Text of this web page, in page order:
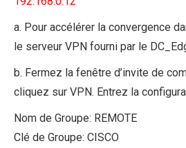
a. Pour accélérer la convergence
le serveur VPN fourni par le
b. Fermez la fenêtre d’invite de
cliquez sur VPN. Entrez la
Nom de Groupe: REMOTE
Clé de Groupe: CISCO